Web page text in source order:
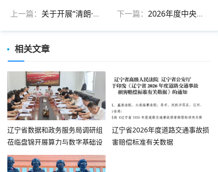
上一篇： 关于开展“清朗·优化营商网络环境 整治恶意炒作涉企信息”专项行动的通知 下一篇：2026年度中央安全生产考核巡查二、三季度明查暗访受理群众反映和职工报告问题隐患线索工作正式启动
相关文章
辽宁省数据和政务服务局调研组
莅临盘锦开展算力与数字基础设
施专题调研
辽宁省2026年度道路交通事故损
害赔偿标准有关数据